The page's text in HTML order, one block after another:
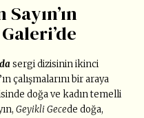
sergi dizisinin ikinci
çalışmalarını bir araya
doğa ve kadın temelli
Geyikli Gecede doğa,